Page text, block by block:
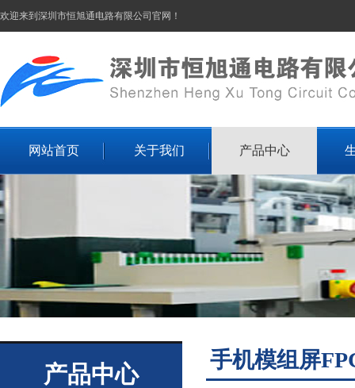
欢迎来到深圳市恒旭通电路有限公司官网！
网站首页 关于我们 产品中心
产品中心
手机模组屏